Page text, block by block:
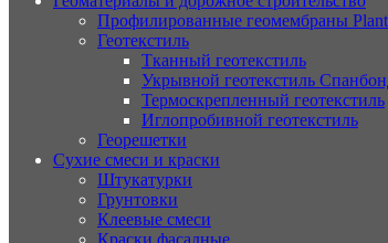
Профилированные геомембраны
Геотекстиль
Тканный геотекстиль
Укрывной геотекстиль
Термоскрепленный геотекстиль
Иглопробивной геотекстиль
Георешетки
Сухие смеси и краски
Штукатурки
Грунтовки
Клеевые смеси
Краски фасадные